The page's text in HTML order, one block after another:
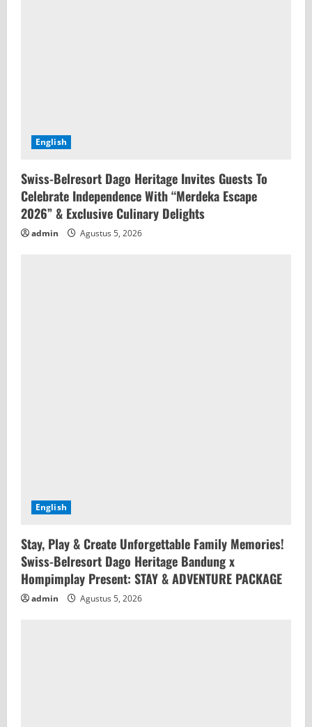
English
Swiss-Belresort Dago Heritage Invites Guests To
Celebrate Independence With “Merdeka Escape
2026” & Exclusive Culinary Delights
admin Agustus 5, 2026
English
Stay, Play & Create Unforgettable Family Memories!
Swiss-Belresort Dago Heritage Bandung x
Hompimplay Present: STAY & ADVENTURE PACKAGE
admin Agustus 5, 2026